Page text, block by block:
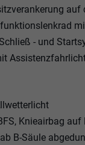
- und
Knieairbag
B-Säule